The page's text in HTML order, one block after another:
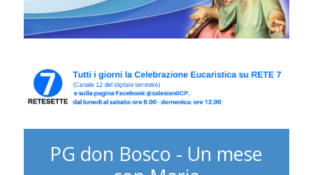
PG don Bosco - Un mese